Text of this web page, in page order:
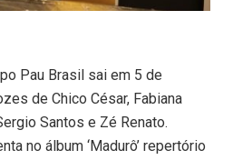
Pau Brasil sai em 5 de
de Chico César, Fabiana
Santos e Zé Renato.
no álbum ‘Madurô’ repertório